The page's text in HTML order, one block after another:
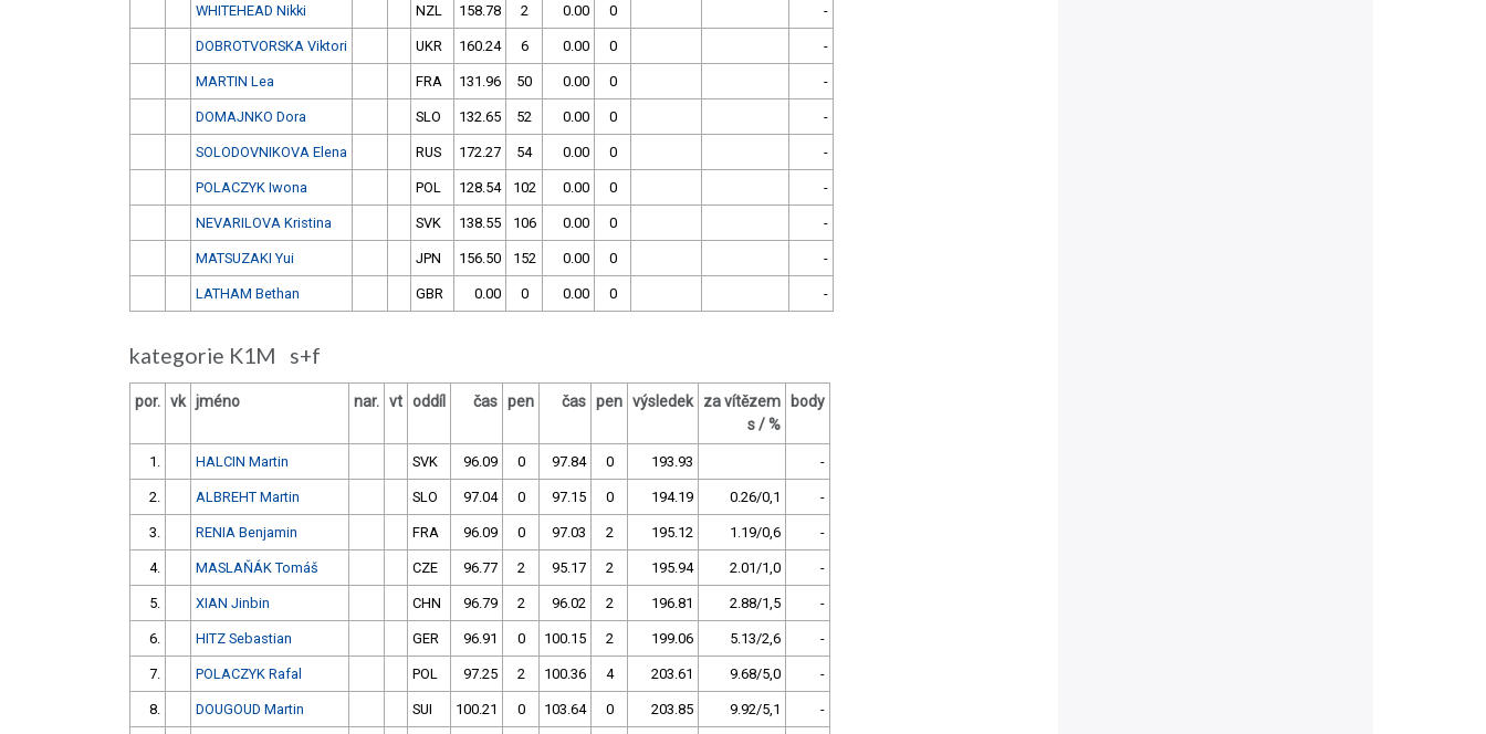
WHITEHEAD Nikki NZL 158.78 2 0.00 0 -
DOBROTVORSKA Viktori UKR 160.24 6 0.00 0 -
MARTIN Lea FRA 131.96 50 0.00 0 -
DOMAJNKO Dora SLO 132.65 52 0.00 0 -
SOLODOVNIKOVA Elena RUS 172.27 54 0.00 0 -
POLACZYK Iwona POL 128.54 102 0.00 0 -
NEVARILOVA Kristina SVK 138.55 106 0.00 0 -
MATSUZAKI Yui JPN 156.50 152 0.00 0 -
LATHAM Bethan GBR 0.00 0 0.00 0 -
kategorie K1M s+f
por. vk jméno nar. vt oddíl čas pen čas pen výsledek
za vítězem
s / %
body
1. HALCIN Martin SVK 96.09 0 97.84 0 193.93 -
2. ALBREHT Martin SLO 97.04 0 97.15 0 194.19 0.26/0,1 -
3. RENIA Benjamin FRA 96.09 0 97.03 2 195.12 1.19/0,6 -
4. MASLAŇÁK Tomáš CZE 96.77 2 95.17 2 195.94 2.01/1,0 -
5. XIAN Jinbin CHN 96.79 2 96.02 2 196.81 2.88/1,5 -
6. HITZ Sebastian GER 96.91 0 100.15 2 199.06 5.13/2,6 -
7. POLACZYK Rafal POL 97.25 2 100.36 4 203.61 9.68/5,0 -
8. DOUGOUD Martin SUI 100.21 0 103.64 0 203.85 9.92/5,1 -